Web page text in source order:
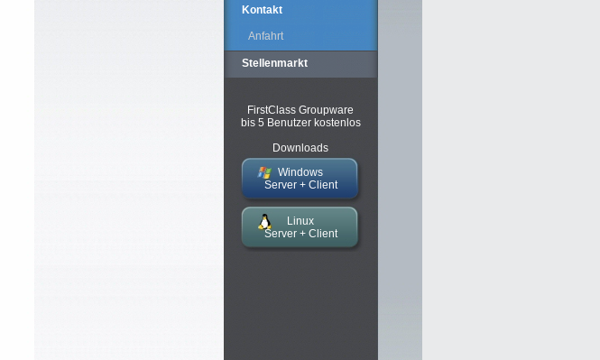
Kontakt
Anfahrt
Stellenmarkt
FirstClass Groupware
bis 5 Benutzer kostenlos
Downloads
Windows
Server + Client
Linux
Server + Client